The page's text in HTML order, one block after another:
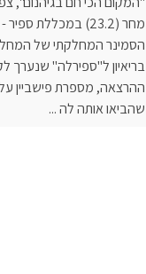
מחר (23.2) במכללת
הסמינר המחלקתי של
בריאיון ל"ספירלה" שנערך
ההרצאה, מספרת פישביין
שהביאו אותה לה ...